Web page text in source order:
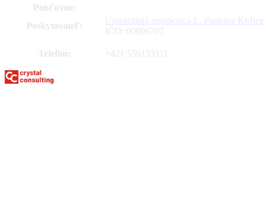
Poisťovne:
Poskytovateľ:
Univerzitná nemocnica L. Pasteura Košice
IČO: 00606707
Telefón: +421 556153111